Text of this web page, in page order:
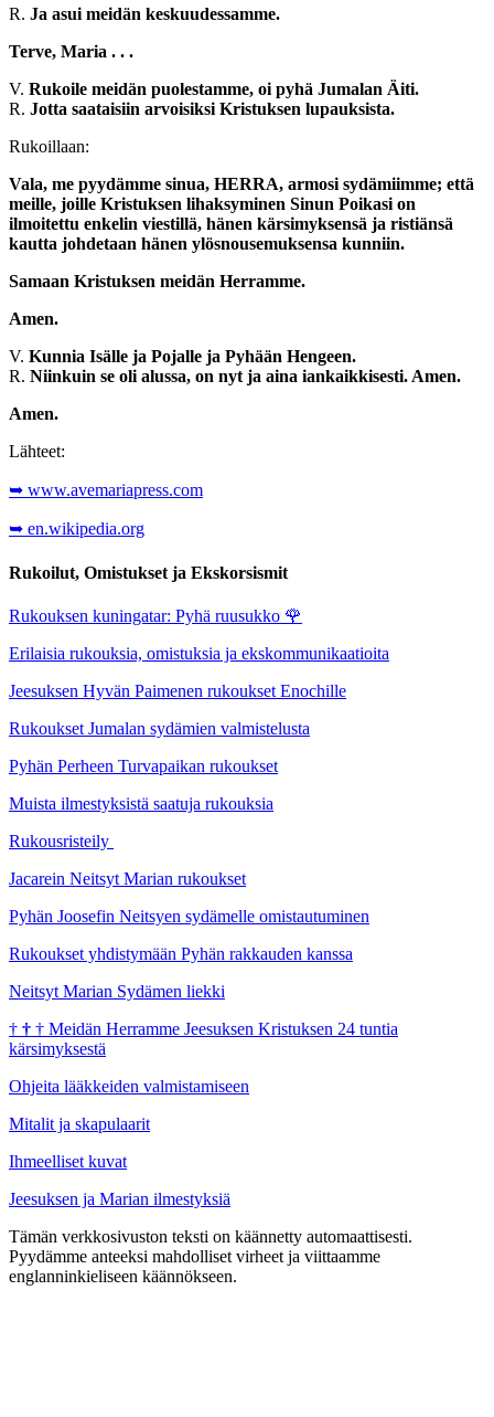
R. Ja asui meidän keskuudessamme.
Terve, Maria . . .
V. Rukoile meidän puolestamme, oi pyhä Jumalan Äiti.
R. Jotta saataisiin arvoisiksi Kristuksen lupauksista.
Rukoillaan:
Vala, me pyydämme sinua, HERRA, armosi sydämiimme; että
meille, joille Kristuksen lihaksyminen Sinun Poikasi on
ilmoitettu enkelin viestillä, hänen kärsimyksensä ja ristiänsä
kautta johdetaan hänen ylösnousemuksensa kunniin.
Samaan Kristuksen meidän Herramme.
Amen.
V. Kunnia Isälle ja Pojalle ja Pyhään Hengeen.
R. Niinkuin se oli alussa, on nyt ja aina iankaikkisesti. Amen.
Amen.
Lähteet:
➥ www.avemariapress.com
➥ en.wikipedia.org
Rukoilut, Omistukset ja Ekskorsismit
Rukouksen kuningatar: Pyhä ruusukko 🌹
Erilaisia rukouksia, omistuksia ja ekskommunikaatioita
Jeesuksen Hyvän Paimenen rukoukset Enochille
Rukoukset Jumalan sydämien valmistelusta
Pyhän Perheen Turvapaikan rukoukset
Muista ilmestyksistä saatuja rukouksia
Rukousristeily
Jacarein Neitsyt Marian rukoukset
Pyhän Joosefin Neitsyen sydämelle omistautuminen
Rukoukset yhdistymään Pyhän rakkauden kanssa
Neitsyt Marian Sydämen liekki
† † † Meidän Herramme Jeesuksen Kristuksen 24 tuntia
kärsimyksestä
Ohjeita lääkkeiden valmistamiseen
Mitalit ja skapulaarit
Ihmeelliset kuvat
Jeesuksen ja Marian ilmestyksiä
Tämän verkkosivuston teksti on käännetty automaattisesti.
Pyydämme anteeksi mahdolliset virheet ja viittaamme
englanninkieliseen käännökseen.